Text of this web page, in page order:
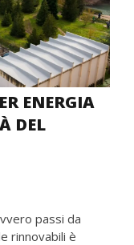
ENERGIA
DEL
passi da
rinnovabili è